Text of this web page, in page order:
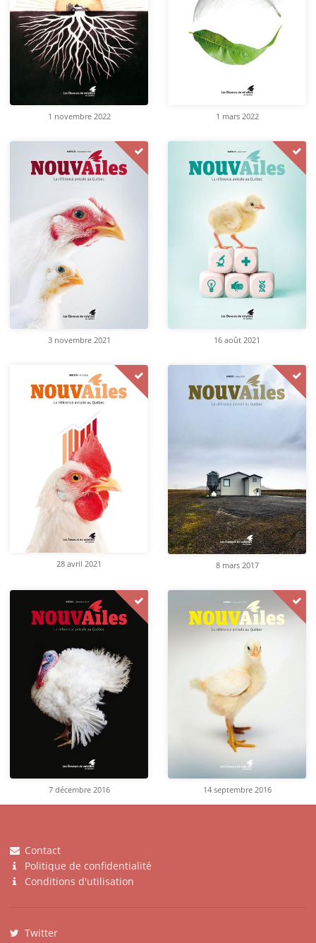
1 novembre 2022 1 mars 2022
3 novembre 2021 16 août 2021
28 avril 2021 8 mars 2017
7 décembre 2016 14 septembre 2016
Contact
Politique de confidentialité
Conditions d'utilisation
Twitter